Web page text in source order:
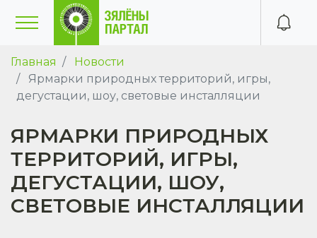
Главная
Новости
Ярмарки природных территорий, игры,
дегустации, шоу, световые инсталляции
ЯРМАРКИ ПРИРОДНЫХ
ТЕРРИТОРИЙ, ИГРЫ,
ДЕГУСТАЦИИ, ШОУ,
СВЕТОВЫЕ ИНСТАЛЛЯЦИИ